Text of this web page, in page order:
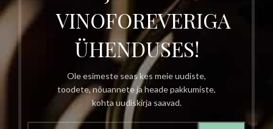
VINOFOREVERIGA
ÜHENDUSES!
Ole esimeste seas kes meie uudiste,
toodete, nõuannete ja heade pakkumiste,
kohta uudiskirja saavad.